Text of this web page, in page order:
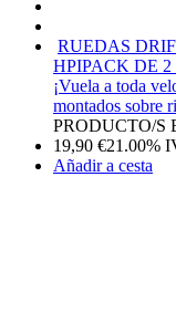
RUEDAS
HPIPACK DE 2
¡Vuela a toda
montados sobre
PRODUCTO/S
19,90 €21.00%
Añadir a cesta